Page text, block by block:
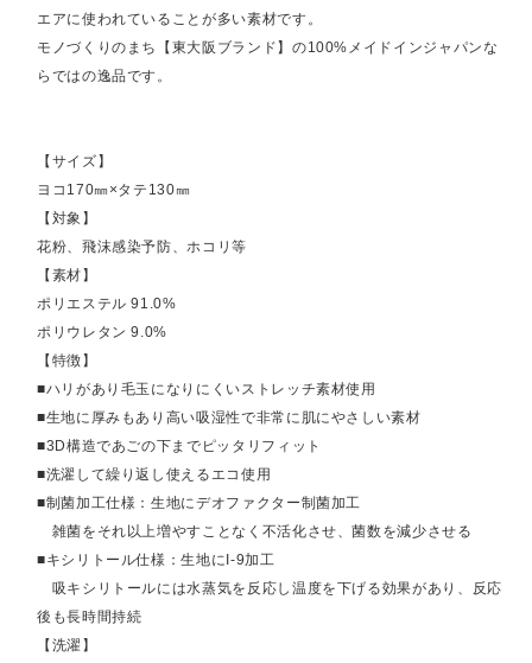
エアに使われていることが多い素材です。
モノづくりのまち【東大阪ブランド】の100%メイドインジャパンな
らではの逸品です。
【サイズ】
ヨコ170㎜×タテ130㎜
【対象】
花粉、飛沫感染予防、ホコリ等
【素材】
ポリエステル 91.0%
ポリウレタン 9.0%
【特徴】
■ハリがあり毛玉になりにくいストレッチ素材使用
■生地に厚みもあり高い吸湿性で非常に肌にやさしい素材
■3D構造であごの下までピッタリフィット
■洗濯して繰り返し使えるエコ使用
■制菌加工仕様：生地にデオファクター制菌加工
雑菌をそれ以上増やすことなく不活化させ、菌数を減少させる
■キシリトール仕様：生地にI-9加工
吸キシリトールには水蒸気を反応し温度を下げる効果があり、反応
後も長時間持続
【洗濯】